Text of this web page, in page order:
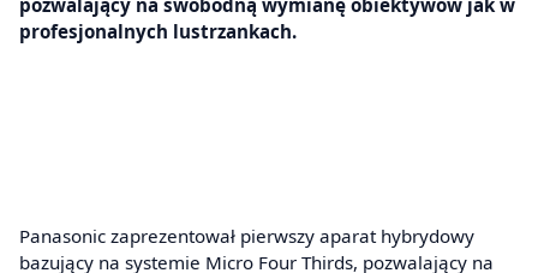
profesjonalnych lustrzankach.
Panasonic zaprezentował pierwszy aparat hybrydowy
bazujący na systemie Micro Four Thirds, pozwalający na